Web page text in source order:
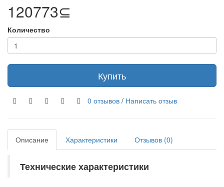
120773⊆
Количество
Купить
0 отзывов / Написать отзыв
Описание Характеристики Отзывов (0)
Технические характеристики